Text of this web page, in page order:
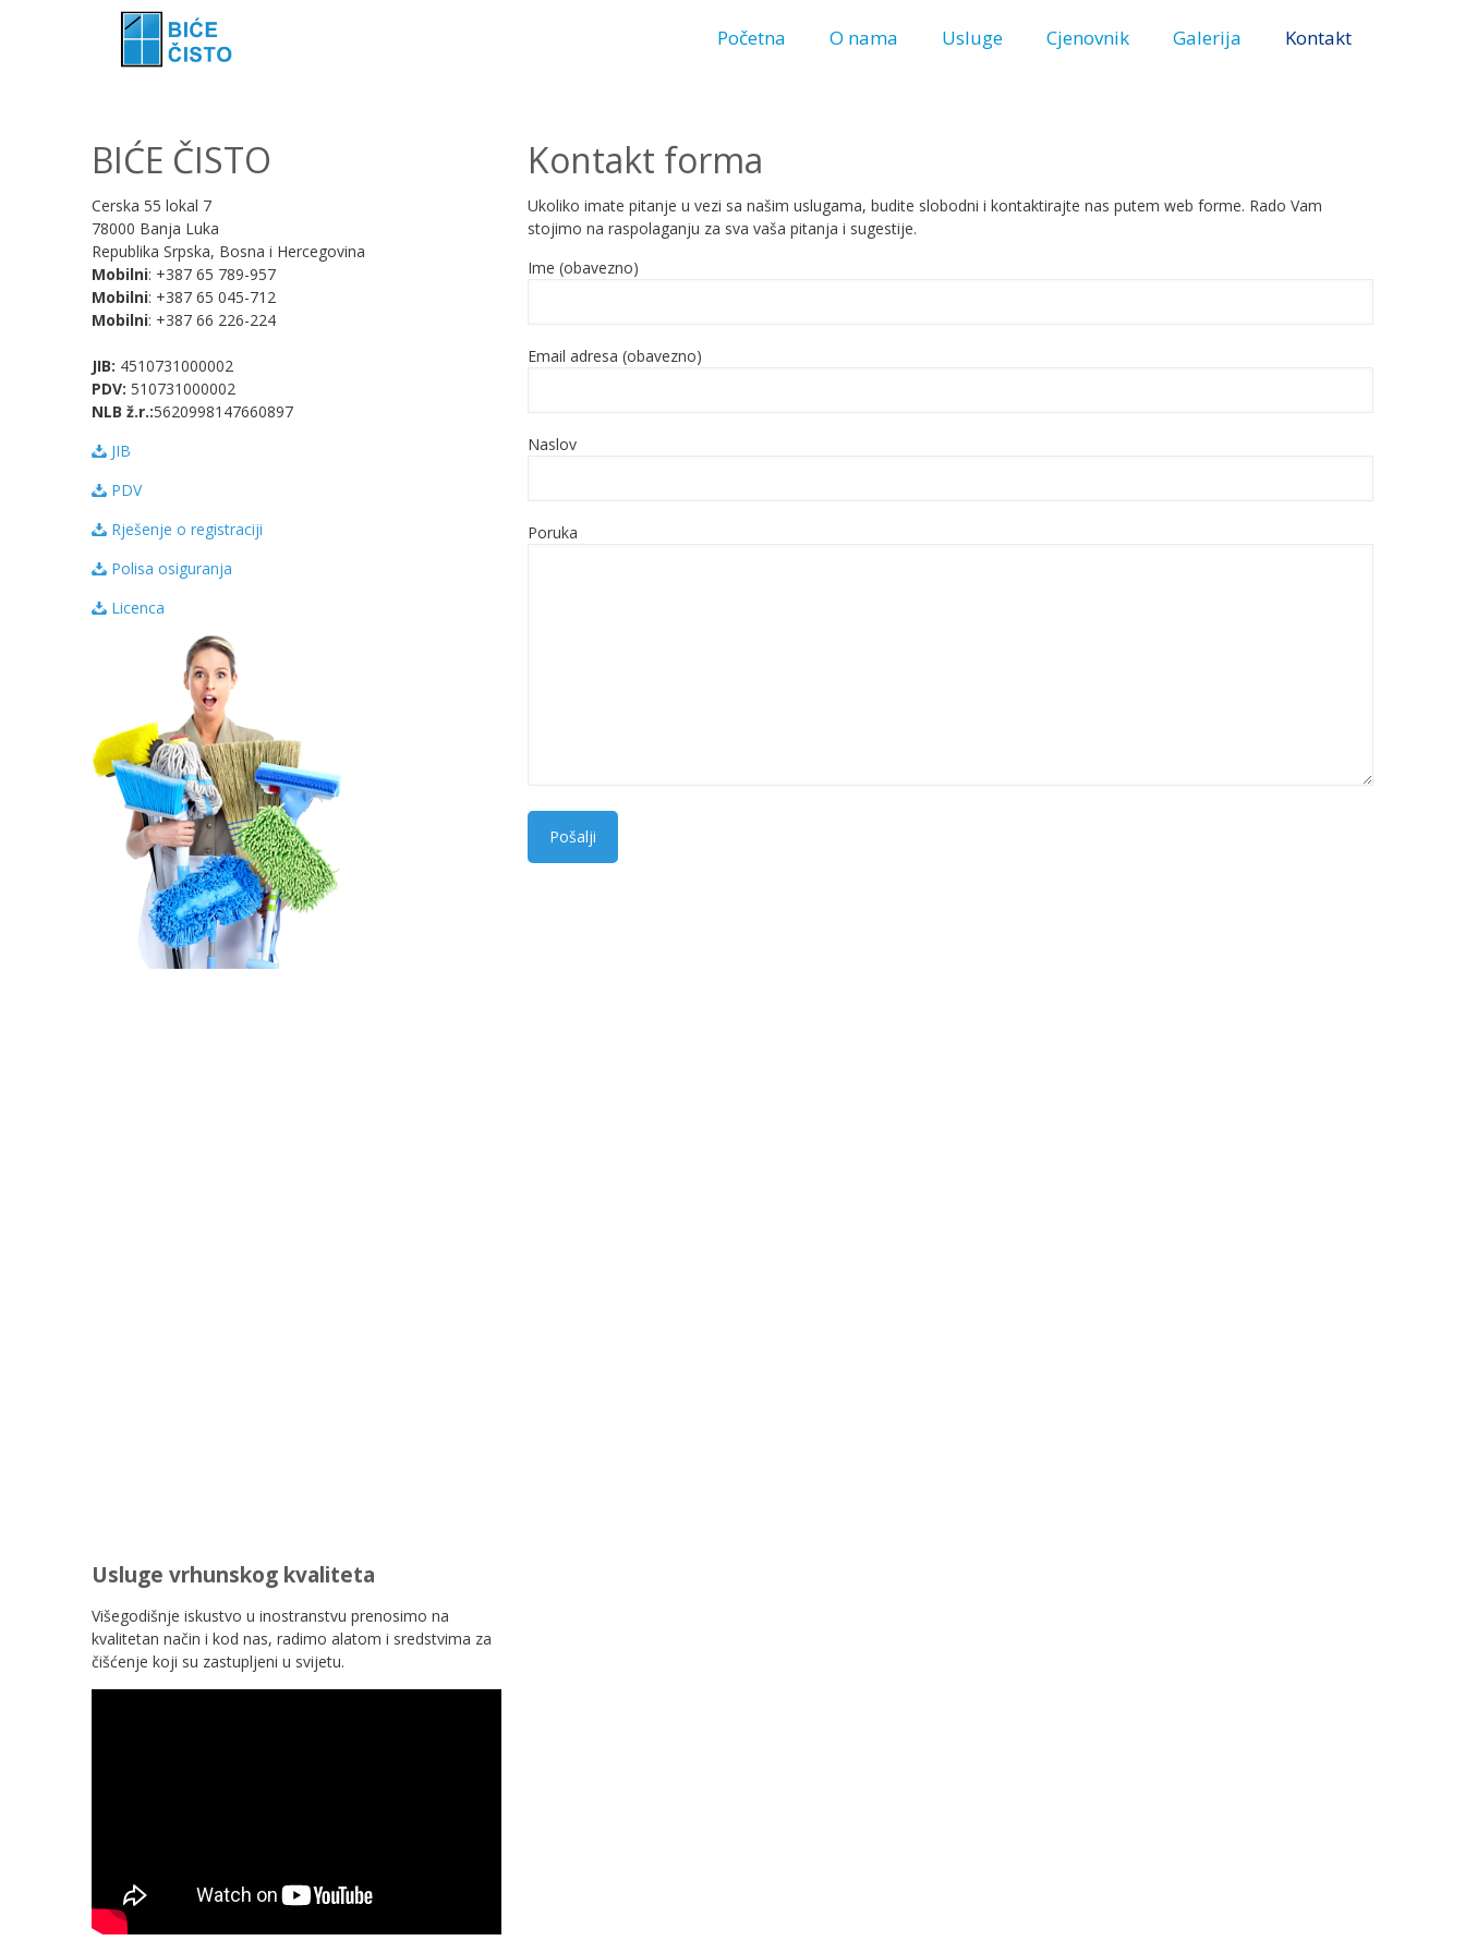
Početna O nama Usluge Cjenovnik Galerija Kontakt
BIĆE ČISTO
Cerska 55 lokal 7
78000 Banja Luka
Republika Srpska, Bosna i Hercegovina
Mobilni: +387 65 789-957
Mobilni: +387 65 045-712
Mobilni: +387 66 226-224
JIB: 4510731000002
PDV: 510731000002
NLB ž.r.:5620998147660897
JIB
PDV
Rješenje o registraciji
Polisa osiguranja
Licenca
Kontakt forma
Ukoliko imate pitanje u vezi sa našim uslugama, budite slobodni i kontaktirajte nas putem web forme. Rado Vam
stojimo na raspolaganju za sva vaša pitanja i sugestije.
Ime (obavezno)
Email adresa (obavezno)
Naslov
Poruka
Usluge vrhunskog kvaliteta
Višegodišnje iskustvo u inostranstvu prenosimo na
kvalitetan način i kod nas, radimo alatom i sredstvima za
čišćenje koji su zastupljeni u svijetu.